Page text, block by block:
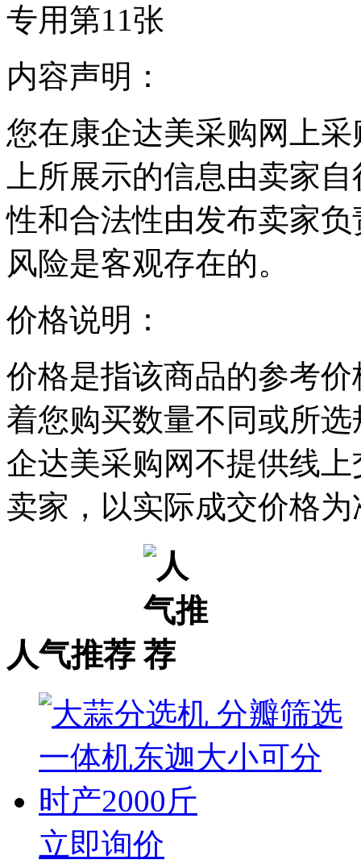
内容声明：
您在康企达美采购网上
上所展示的信息由卖家
性和合法性由发布卖家
风险是客观存在的。
价格说明：
价格是指该商品的参考
着您购买数量不同或所
企达美采购网不提供线
卖家，以实际成交价格为
人气推荐
立即询价